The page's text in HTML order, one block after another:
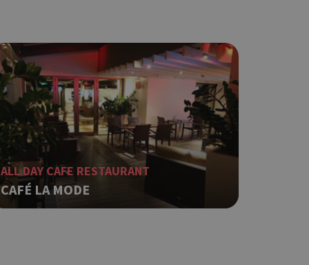
ALL DAY CAFE RESTAURANT
CAFÉ LA MODE
Google
που
για ένα
μεταβλητών
είναι
ο
ένα καλό
σελίδων.